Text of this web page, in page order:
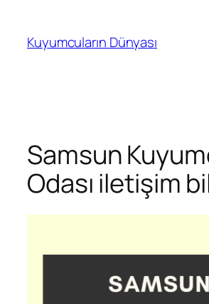
Kuyumcuların Dünyası
Samsun
Odası iletişim